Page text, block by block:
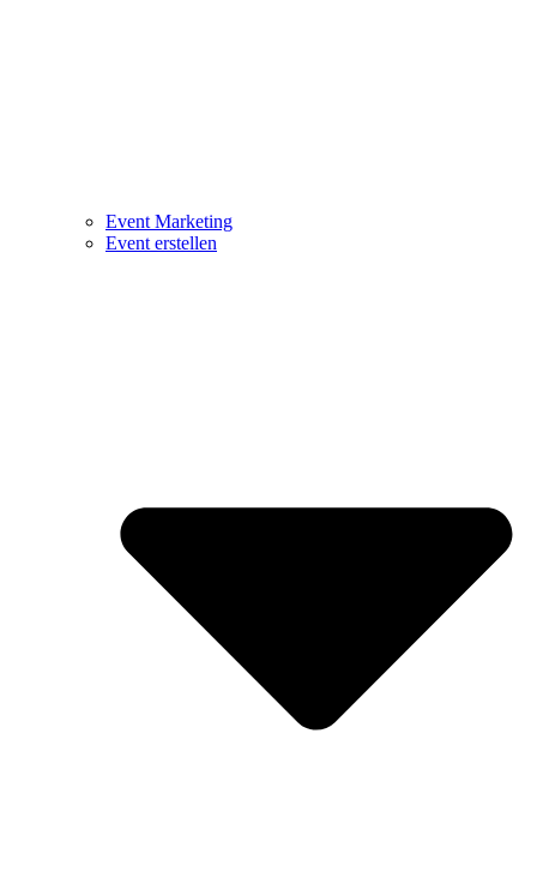
Event Marketing
Event erstellen